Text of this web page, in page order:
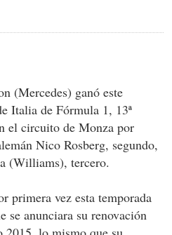
(Mercedes) ganó este
Italia de Fórmula 1, 13ª
el circuito de Monza por
Nico Rosberg, segundo,
(Williams), tercero.
primera vez esta temporada
se anunciara su renovación